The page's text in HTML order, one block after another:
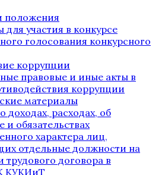
положения
для участия в конкурсе
голосования конкурсного
коррупции
правовые и иные акты в
коррупции
материалы
доходах, расходах, об
и обязательствах
характера лиц,
отдельные должности на
трудового договора в
КУКИиТ